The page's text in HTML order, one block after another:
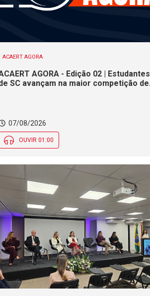
ACAERT AGORA
AGORA - Edição 02 | Estudantes
SC avançam na maior competição de
de Responsabilidade Social
sexta (7)
07/08/2026
OUVIR 01:00